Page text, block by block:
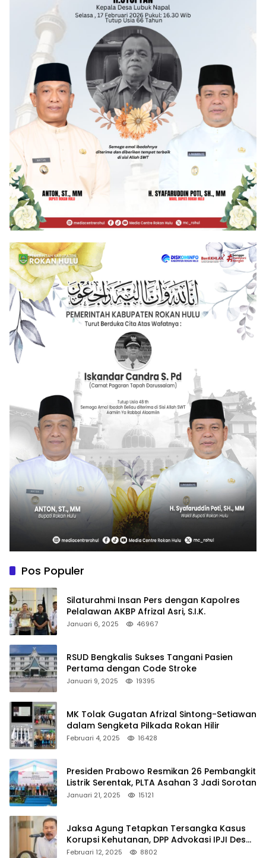
Pos Populer
Silaturahmi Insan Pers dengan Kapolres
Pelalawan AKBP Afrizal Asri, S.I.K.
Januari 6, 2025 46967
RSUD Bengkalis Sukses Tangani Pasien
Pertama dengan Code Stroke
Januari 9, 2025 19395
MK Tolak Gugatan Afrizal Sintong-Setiawan
dalam Sengketa Pilkada Rokan Hilir
Februari 4, 2025 16428
Presiden Prabowo Resmikan 26 Pembangkit
Listrik Serentak, PLTA Asahan 3 Jadi Sorotan
Januari 21, 2025 15121
Jaksa Agung Tetapkan Tersangka Kasus
Korupsi Kehutanan, DPP Advokasi IPJI Desak
Pengusutan Pajak RAPP
Februari 12, 2025 8802